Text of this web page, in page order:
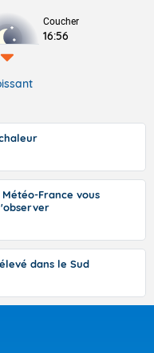
Coucher
16:56
Météo-France vous
dans le Sud